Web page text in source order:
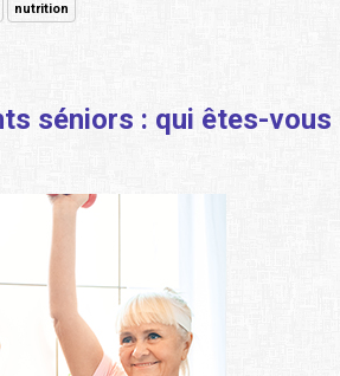
nutrition
séniors : qui êtes-vous